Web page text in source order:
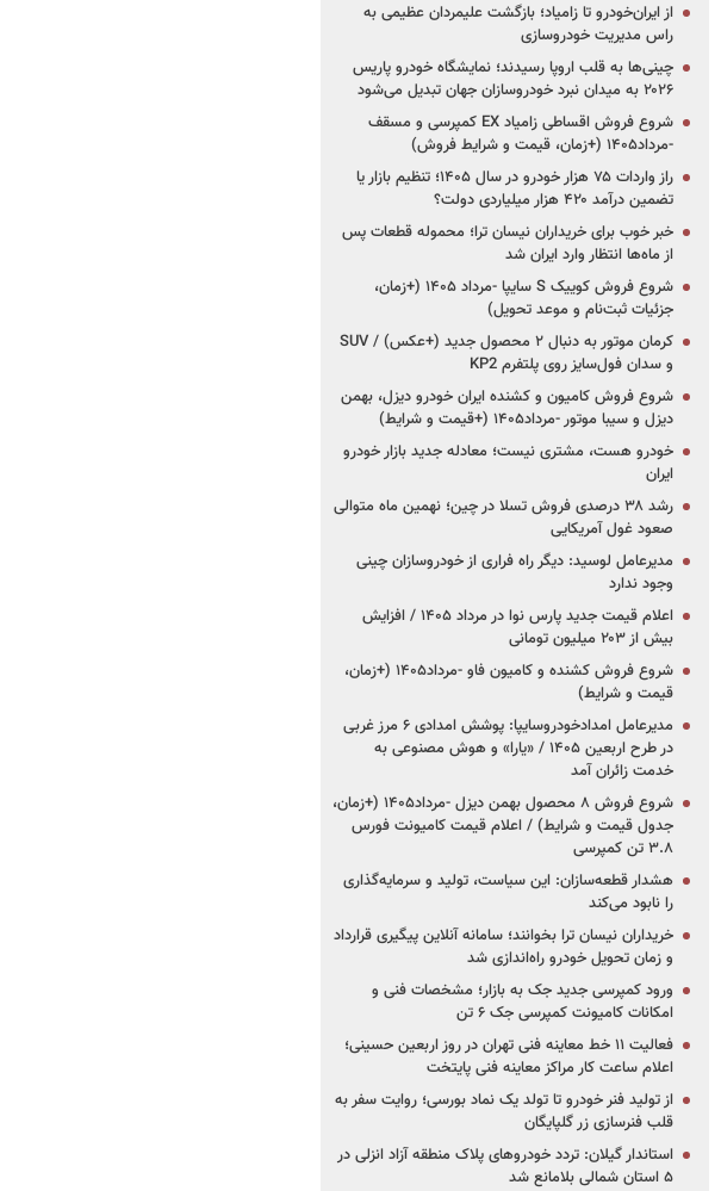
از ایران‌خودرو تا زامیاد؛ بازگشت علیمردان عظیمی به
راس مدیریت خودروسازی
چینی‌ها به قلب اروپا رسیدند؛ نمایشگاه خودرو پاریس
۲۰۲۶ به میدان نبرد خودروسازان جهان تبدیل می‌شود
شروع فروش اقساطی زامیاد EX کمپرسی و مسقف
-مرداد۱۴۰۵ (+زمان، قیمت و شرایط فروش)
راز واردات ۷۵ هزار خودرو در سال ۱۴۰۵؛ تنظیم بازار یا
تضمین درآمد ۴۲۰ هزار میلیاردی دولت؟
خبر خوب برای خریداران نیسان ترا؛ محموله قطعات پس
از ماه‌ها انتظار وارد ایران شد
شروع فروش کوییک S سایپا -مرداد ۱۴۰۵ (+زمان،
جزئیات ثبت‌نام و موعد تحویل)
کرمان موتور به دنبال ۲ محصول جدید (+عکس) / SUV
و سدان فول‌سایز روی پلتفرم KP2
شروع فروش کامیون و کشنده ایران خودرو دیزل، بهمن
دیزل و سیبا موتور -مرداد۱۴۰۵ (+قیمت و شرایط)
خودرو هست، مشتری نیست؛ معادله جدید بازار خودرو
ایران
رشد ۳۸ درصدی فروش تسلا در چین؛ نهمین ماه متوالی
صعود غول آمریکایی
مدیرعامل لوسید: دیگر راه فراری از خودروسازان چینی
وجود ندارد
اعلام قیمت جدید پارس نوا در مرداد ۱۴۰۵ / افزایش
بیش از ۲۰۳ میلیون تومانی
شروع فروش کشنده و کامیون فاو -مرداد۱۴۰۵ (+زمان،
قیمت و شرایط)
مدیرعامل امدادخودروسایپا: پوشش امدادی ۶ مرز غربی
در طرح اربعین ۱۴۰۵ / «یارا» و هوش مصنوعی به
خدمت زائران آمد
شروع فروش ۸ محصول بهمن دیزل -مرداد۱۴۰۵ (+زمان،
جدول قیمت و شرایط) / اعلام قیمت کامیونت فورس
۳.۸ تن کمپرسی
هشدار قطعه‌سازان: این سیاست، تولید و سرمایه‌گذاری
را نابود می‌کند
خریداران نیسان ترا بخوانند؛ سامانه آنلاین پیگیری قرارداد
و زمان تحویل خودرو راه‌اندازی شد
ورود کمپرسی جدید جک به بازار؛ مشخصات فنی و
امکانات کامیونت کمپرسی جک ۶ تن
فعالیت ۱۱ خط معاینه فنی تهران در روز اربعین حسینی؛
اعلام ساعت کار مراکز معاینه فنی پایتخت
از تولید فنر خودرو تا تولد یک نماد بورسی؛ روایت سفر به
قلب فنرسازی زر گلپایگان
استاندار گیلان: تردد خودروهای پلاک منطقه آزاد انزلی در
۵ استان شمالی بلامانع شد